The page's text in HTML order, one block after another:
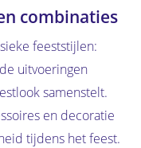
combinaties
feeststijlen:
uitvoeringen
samenstelt.
en decoratie
tijdens het feest.